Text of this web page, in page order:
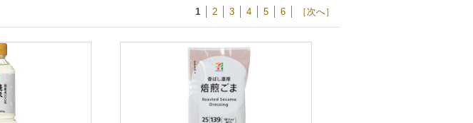
1 2 3 4 5 6 ［次へ］